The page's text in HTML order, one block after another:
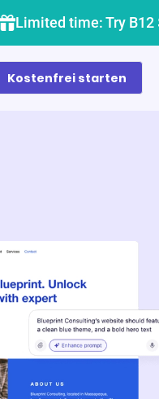
Limited time: Try
Kostenfrei starten